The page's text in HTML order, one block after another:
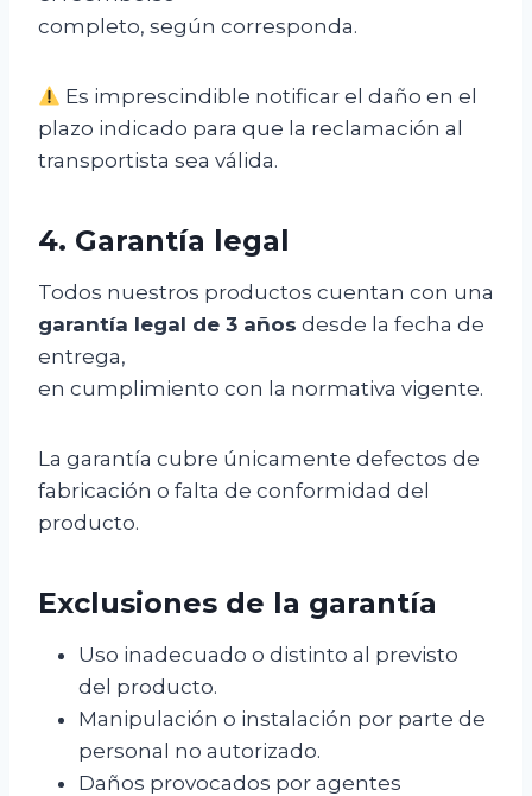
completo, según corresponda.
Es imprescindible notificar el daño en el
plazo indicado para que la reclamación al
transportista sea válida.
4. Garantía legal
Todos nuestros productos cuentan con una
garantía legal de 3 años desde la fecha de
entrega,
en cumplimiento con la normativa vigente.
La garantía cubre únicamente defectos de
fabricación o falta de conformidad del
producto.
Exclusiones de la garantía
Uso inadecuado o distinto al previsto
del producto.
Manipulación o instalación por parte de
personal no autorizado.
Daños provocados por agentes